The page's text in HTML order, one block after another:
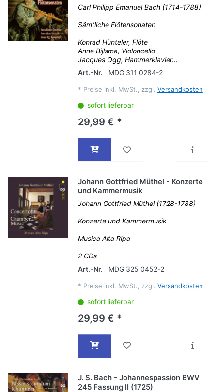
Carl Philipp Emanuel Bach (1714-1788)
Sämtliche Flötensonaten
Konrad Hünteler, Flöte
Anne Bijlsma, Violoncello
Jacques Ogg, Hammerklavier...
Art.-Nr.
MDG 311 0284-2
* Preise inkl. MwSt., zzgl. Versandkosten
sofort lieferbar
29,99 € *
Johann Gottfried Müthel - Konzerte
und Kammermusik
Johann Gottfried Müthel (1728-1788)
Konzerte und Kammermusik
Musica Alta Ripa
2 CDs
Art.-Nr.
MDG 325 0452-2
* Preise inkl. MwSt., zzgl. Versandkosten
sofort lieferbar
29,99 € *
J. S. Bach - Johannespassion BWV
245 Fassung II (1725)